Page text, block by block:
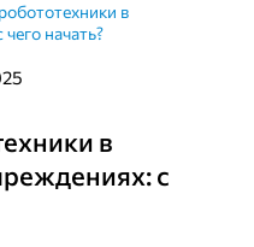
в
начать?
в
с